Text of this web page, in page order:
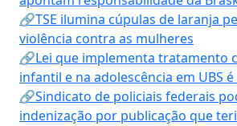
🔗TSE ilumina cúpulas de laranja
violência contra as mulheres
🔗Lei que implementa tratamento
infantil e na adolescência em UBS
🔗Sindicato de policiais federais
indenização por publicação que